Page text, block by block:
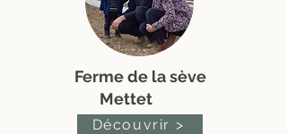
Ferme de la sève
Mettet
Découvrir >